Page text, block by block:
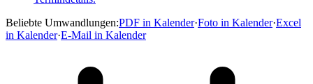
Beliebte Umwandlungen:PDF in Kalender·Foto in Kalender·Excel
in Kalender·E-Mail in Kalender